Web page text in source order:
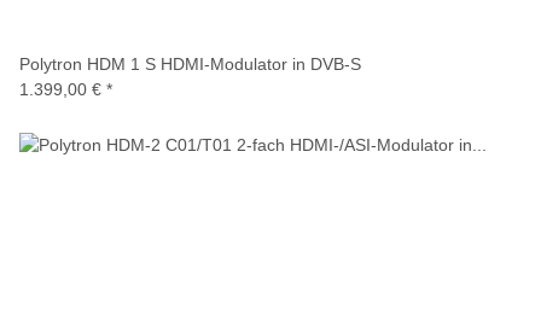
Polytron HDM 1 S HDMI-Modulator in DVB-S
1.399,00 € *